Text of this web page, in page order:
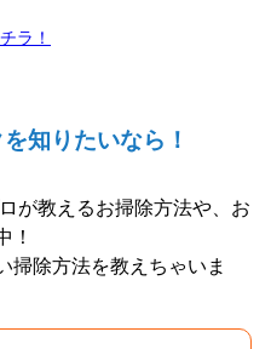
ラ！
知りたいなら！
が教えるお掃除方法や、お
！
掃除方法を教えちゃいま